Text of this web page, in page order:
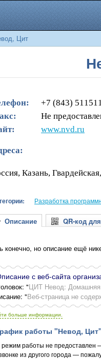
Цит
+7 (843)
Не
www.nvd.ru
Казань,
Разработка
Описание QR-код
конечно, но описание ещё
с веб-сайта
"ЦИТ Невод:
"Веб-страница не
больше информации.
работы "Невод,
режим работы не предоставлен
из другого города —